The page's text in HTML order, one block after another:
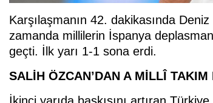
Karşılaşmanın 42. dakikasında
zamanda millilerin İspanya
geçti. İlk yarı 1-1 sona erdi.
SALİH ÖZCAN’DAN A MİLLÎ